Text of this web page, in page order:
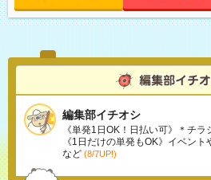
編集部イチオシ
《単発1日OK！日払い可》＊チラ
《1日だけの単発もOK》イベン
など (8/7UP!)